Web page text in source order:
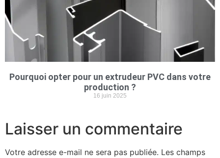
Pourquoi opter pour un extrudeur PVC dans votre
production ?
16 juin 2025
Laisser un commentaire
Votre adresse e-mail ne sera pas publiée. Les champs